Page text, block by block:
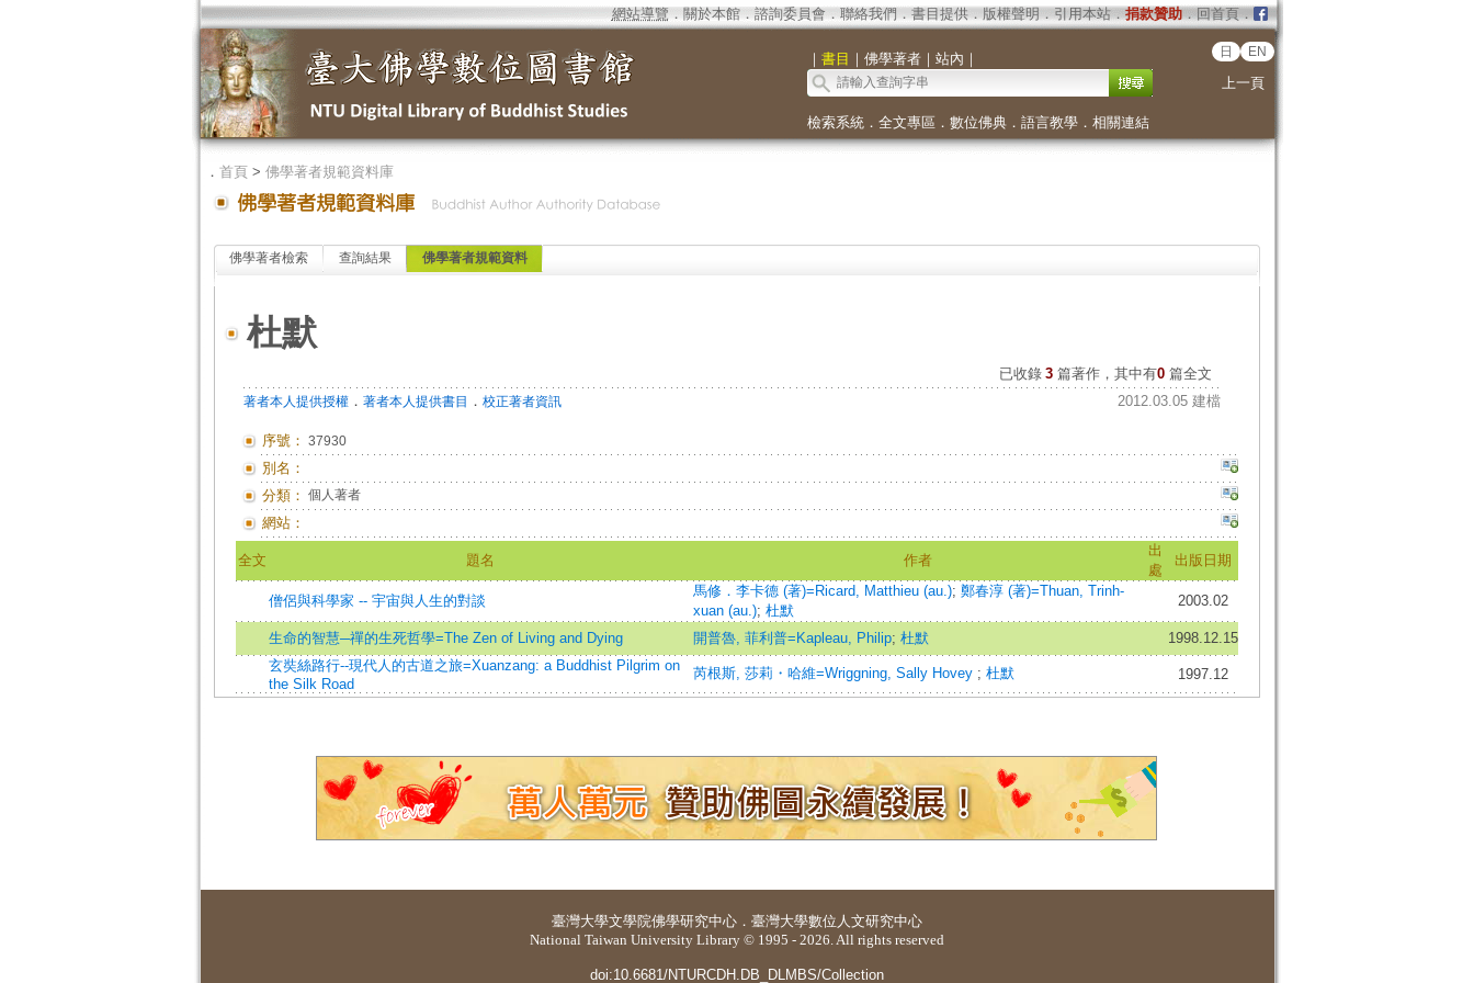
網站導覽 ． 關於本館． 諮詢委員會． 聯絡我們 ． 書目提供． 版權聲明 ． 引用本站． 捐款贊助．回首頁．
｜ 書目 ｜ 佛學著者｜ 站內 ｜ 日 EN
上一頁
檢索系統． 全文專區 ． 數位佛典． 語言教學． 相關連結
． 首頁> 佛學著者規範資料庫
佛學著者檢索 查詢結果 佛學著者規範資料
杜默
已收錄 3 篇著作，其中有0篇全文
著者本人提供授權． 著者本人提供書目 ． 校正著者資訊 2012.03.05 建檔
序號： 37930
別名：
分類： 個人著者
網站：
全文 題名 作者
出
處
出版日期
僧侶與科學家 -- 宇宙與人生的對談
馬修．李卡德 (著)=Ricard, Matthieu (au.); 鄭春淳 (著)=Thuan, Trinh-
xuan (au.); 杜默
2003.02
生命的智慧─禪的生死哲學=The Zen of Living and Dying 開普魯, 菲利普=Kapleau, Philip; 杜默
1998.12.15
玄奘絲路行--現代人的古道之旅=Xuanzang: a Buddhist Pilgrim on
the Silk Road
芮根斯, 莎莉・哈維=Wriggning, Sally Hovey ; 杜默 1997.12
臺灣大學文學院佛學研究中心 ． 臺灣大學數位人文研究中心
National Taiwan University Library © 1995 - 2026. All rights reserved
doi:10.6681/NTURCDH.DB_DLMBS/Collection